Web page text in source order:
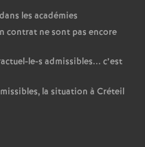
les académies
contrat ne sont pas encore
le-s admissibles... c’est
la situation à Créteil